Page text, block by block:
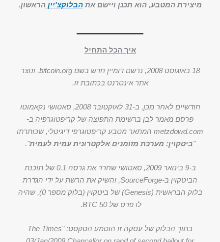
מיצירת המטבע, הוא תכנן ויישם אתהבלוקצ'ייןהראשון.
איך הכל התחיל
18 באוגוסט 2008, נרשם דומיין חדש בשם bitcoin.org, ונוצר
אתר אינטרנט בכתובת זו.
חודשיים לאחר מכן, ב-31 לאוקטובר 2008, סאטושי נקאמוטו
פרסם מאמר לבן ברשימת התפוצה של קריפטוגרפיה ב-
metzdowd.com המתאר מטבע קריפטוגרפי דיגיטלי, שכותרתו
"ביטקוין: מערכת מזומנים אלקטרונית עמית לעמית".
ב-9 בינואר 2009, סאטושי שחרר את גרסה 0.1 של תוכנת
הביטקוין ב-SourceForge, והשיק את הרשת על ידי הגדרת
בלוק הבראשית (Genesis) של ביטקוין (בלוק מספר 0), שהיה
לו פרס של 50 BTC.
בתוך הבלוק של עסקה זו הוטמע הטקסט: "The Times